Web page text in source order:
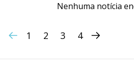
Nenhuma notícia
1 2 3 4